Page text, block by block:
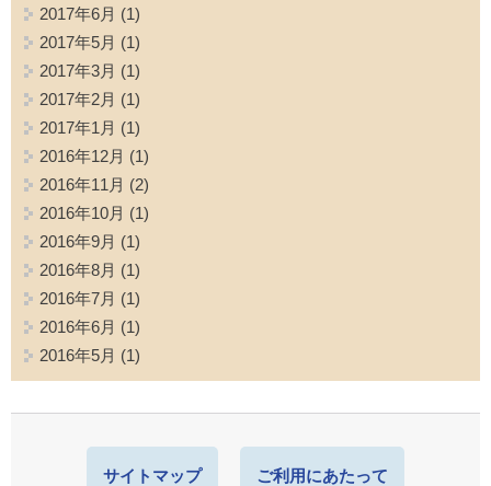
2017年6月 (1)
2017年5月 (1)
2017年3月 (1)
2017年2月 (1)
2017年1月 (1)
2016年12月 (1)
2016年11月 (2)
2016年10月 (1)
2016年9月 (1)
2016年8月 (1)
2016年7月 (1)
2016年6月 (1)
2016年5月 (1)
サイトマップ ご利用にあたって